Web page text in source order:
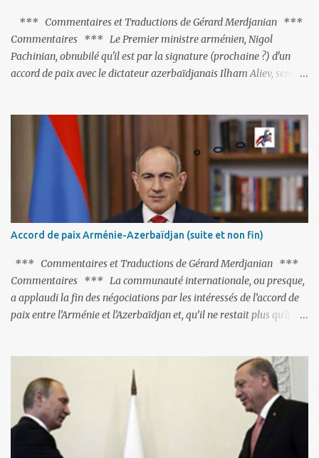
*** Commentaires et Traductions de Gérard Merdjanian ***
Commentaires *** Le Premier ministre arménien, Nigol
Pachinian, obnubilé qu'il est par la signature (prochaine ?) d'un
accord de paix avec le dictateur azerbaïdjanais Ilham Aliev, serait
C'est hélas fort peu probable ; l'Histoire ou la Littérature ne sont
pas ses points forts, pas plus d'ailleurs que les négociations avec le
tandem turco-azéri. Faisant fi de tout ce qui précède la chute de
l'URSS, il est exclusivement intéressé par ce qu'il nomme «
l'Arménie réelle ». Même les trois présidents qu'ils l'ont précédés ne
trouvent pas grâce à ses yeux, les traitant de tous les noms, avant
de les traîner en justice. Et comme les politiciens ne lui suffisent
pas, il s'attaque aux dignitaires de l'Église arménienne, les...
Accord de paix Arménie-Azerbaïdjan (suite et non fin)
*** Commentaires et Traductions de Gérard Merdjanian ***
Commentaires *** La communauté internationale, ou presque,
a applaudi la fin des négociations par les intéressés de l’accord de
paix entre l’Arménie et l’Azerbaïdjan et, qu’il ne restait plus qu’à le
Les deux points non résolus portaient sur la renonciation aux
revendications internationales mutuelles et sur l'abstention de
déployer des représentants d'autres pays le long de la frontière
entre l'Arménie et l'Azerbaïdjan. C’est chose faite, l’Arménie a
accepté. Comme on pouvait s’y attendre, Bakou a posé de
nouvelles conditions préalables : 1- L’Arménie doit demander la